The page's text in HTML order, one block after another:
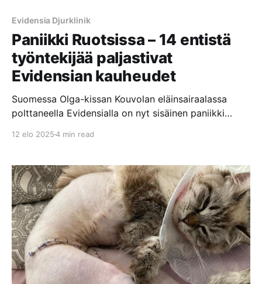
Evidensia Djurklinik
Paniikki Ruotsissa – 14 entistä
työntekijää paljastivat
Evidensian kauheudet
Suomessa Olga-kissan Kouvolan eläinsairaalassa
polttaneella Evidensialla on nyt sisäinen paniikki
Radion P3 Nyheter dokumenttiohjelmassa.
Dokumentissa nämä henkilöt väittävät, että
Evidensian keskittyminen voittojen maksimointiin
vaikuttaa negatiivisesti hoidon laatuun. Eläimet
jätetään makaamaan omaan ulosteeseensa ja että
12 elo 20254 min read